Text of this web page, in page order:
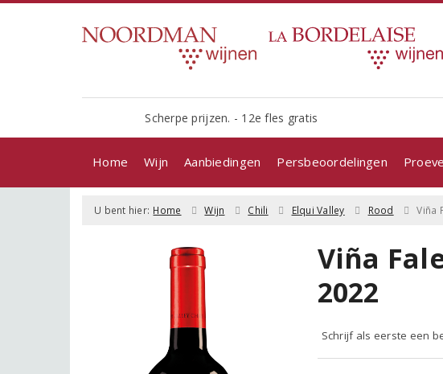
Scherpe prijzen. - 12e fles gratis
Home Wijn Aanbiedingen Persbeoordelingen
U bent hier: Home Wijn Chili Elqui Valley Rood Viña
Viña
2022
Schrijf als eerste een